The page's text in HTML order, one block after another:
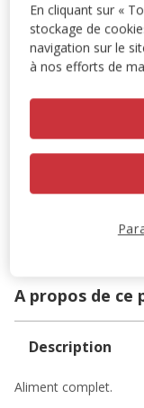
Options de
Retrait en
Voir la
Livraison dans
Livraison à
Expédition sous
A propos de ce
Description
Aliment complet.
En cliquant sur «
stockage de
navigation sur le
à nos efforts de